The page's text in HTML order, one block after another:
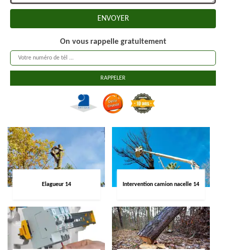
On vous rappelle gratuitement
Elagueur 14 Intervention camion nacelle 14